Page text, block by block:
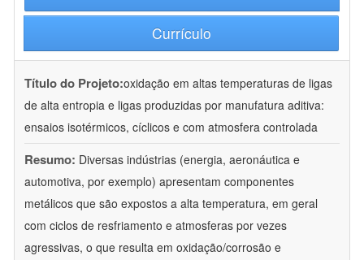
Currículo
Título do Projeto:oxidação em altas temperaturas de ligas
de alta entropia e ligas produzidas por manufatura aditiva:
ensaios isotérmicos, cíclicos e com atmosfera controlada
Resumo: Diversas indústrias (energia, aeronáutica e
automotiva, por exemplo) apresentam componentes
metálicos que são expostos a alta temperatura, em geral
com ciclos de resfriamento e atmosferas por vezes
agressivas, o que resulta em oxidação/corrosão e